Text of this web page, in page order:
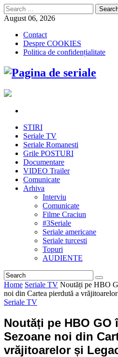
Search
for:
August 06, 2026
Contact
Despre COOKIES
Politica de confidențialitate
STIRI
Seriale TV
Seriale Romanesti
Grile POSTURI
Documentare
VIDEO Trailer
Comunicate
Arhiva
Interviu
Comunicate
Filme Craciun
#3Seriale
Seriale americane
Seriale turcesti
Topuri
AUDIENTE
Home Seriale TV Noutăți pe HBO
noi din Cartea pierdută a
Seriale TV
Noutăți pe HBO GO
Sezoane noi din
vrăjitoarelor și